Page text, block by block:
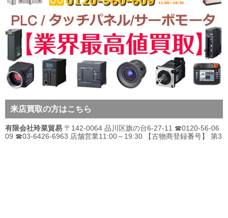
来店買取の方はこちら
有限会社玲菜貿易 〒142-0064 品川区旗の台6-27-11 ☎0120-56-06
09 ☎03-6426-6963 店舗営業11:00～19:30 【古物商登録番号】 第3